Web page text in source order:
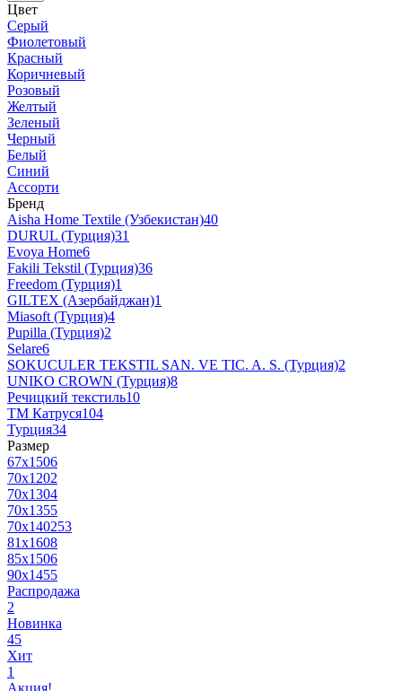
Цвет
Серый
Фиолетовый
Красный
Коричневый
Розовый
Желтый
Зеленый
Черный
Белый
Синий
Ассорти
Бренд
Aisha Home Textile (Узбекистан)40
DURUL (Турция)31
Evoya Home6
Fakili Tekstil (Турция)36
Freedom (Турция)1
GILTEX (Азербайджан)1
Miasoft (Турция)4
Pupilla (Турция)2
Selare6
SOKUCULER TEKSTIL SAN. VE TIC. A. S. (Турция)2
UNIKO CROWN (Турция)8
Речицкий текстиль10
ТМ Катруся104
Турция34
Размер
67х1506
70х1202
70х1304
70х1355
70х140253
81х1608
85х1506
90х1455
Распродажа
2
Новинка
45
Хит
1
Акция!